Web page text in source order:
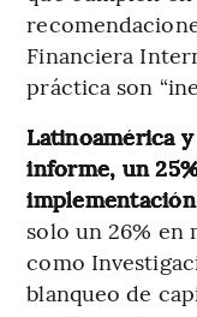
Financiera
práctica son
Latinoamérica
informe, un
solo un 26% en
como
blanqueo de